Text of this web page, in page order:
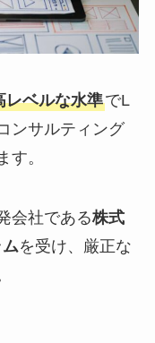
レベルな水準でL
ンサルティング
す。
会社である株式
を受け、厳正な